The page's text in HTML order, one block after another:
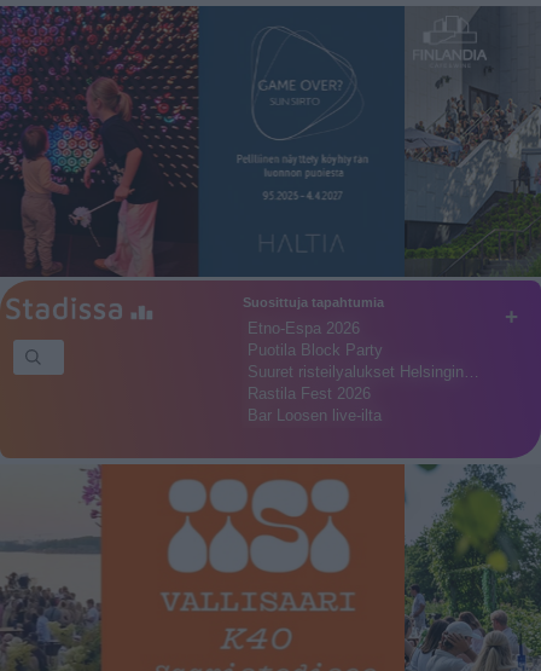
+
Suosittuja tapahtumia
Etno-Espa 2026
Puotila Block Party
Suuret risteilyalukset Helsingin…
Rastila Fest 2026
Bar Loosen live-ilta